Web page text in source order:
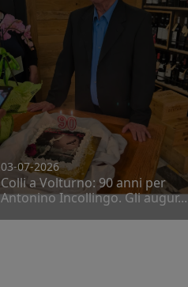
03-07-2026
Colli a Volturno: 90 anni per
Antonino Incollingo. Gli augur...